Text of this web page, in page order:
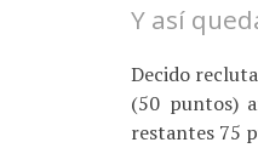
Y así
Decido
(50 puntos)
restantes 75